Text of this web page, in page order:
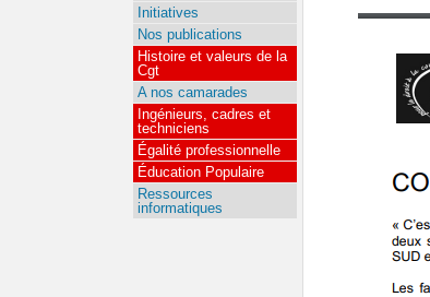
Initiatives
Nos publications
Histoire et valeurs de la
Cgt
A nos camarades
Ingénieurs, cadres et
techniciens
Égalité professionnelle
Éducation Populaire
Ressources
informatiques